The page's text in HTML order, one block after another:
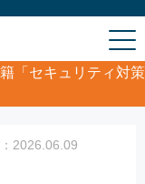
「セキュリティ対策
2026.06.09